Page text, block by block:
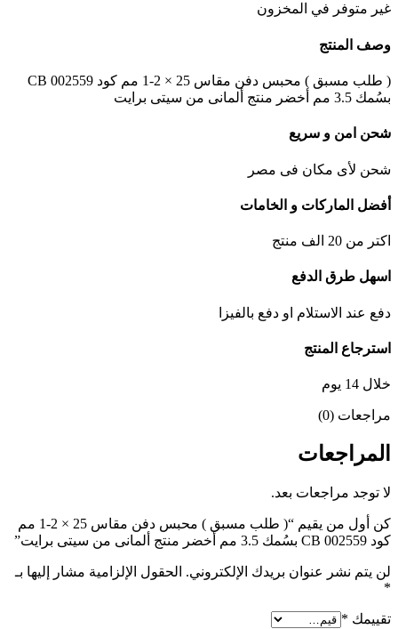
غير متوفر في المخزون
وصف المنتج
( طلب مسبق ) محبس دفن مقاس 25 × 2-1 مم كود CB 002559
بسُمك 3.5 مم أخضر منتج ألمانى من سيتى برايت
شحن امن و سريع
شحن لأى مكان فى مصر
أفضل الماركات و الخامات
اكتر من 20 الف منتج
اسهل طرق الدفع
دفع عند الاستلام او دفع بالفيزا
استرجاع المنتج
خلال 14 يوم
مراجعات (0)
المراجعات
لا توجد مراجعات بعد.
كن أول من يقيم “( طلب مسبق ) محبس دفن مقاس 25 × 2-1 مم
كود CB 002559 بسُمك 3.5 مم أخضر منتج ألمانى من سيتى برايت”
لن يتم نشر عنوان بريدك الإلكتروني. الحقول الإلزامية مشار إليها بـ
*
تقييمك *